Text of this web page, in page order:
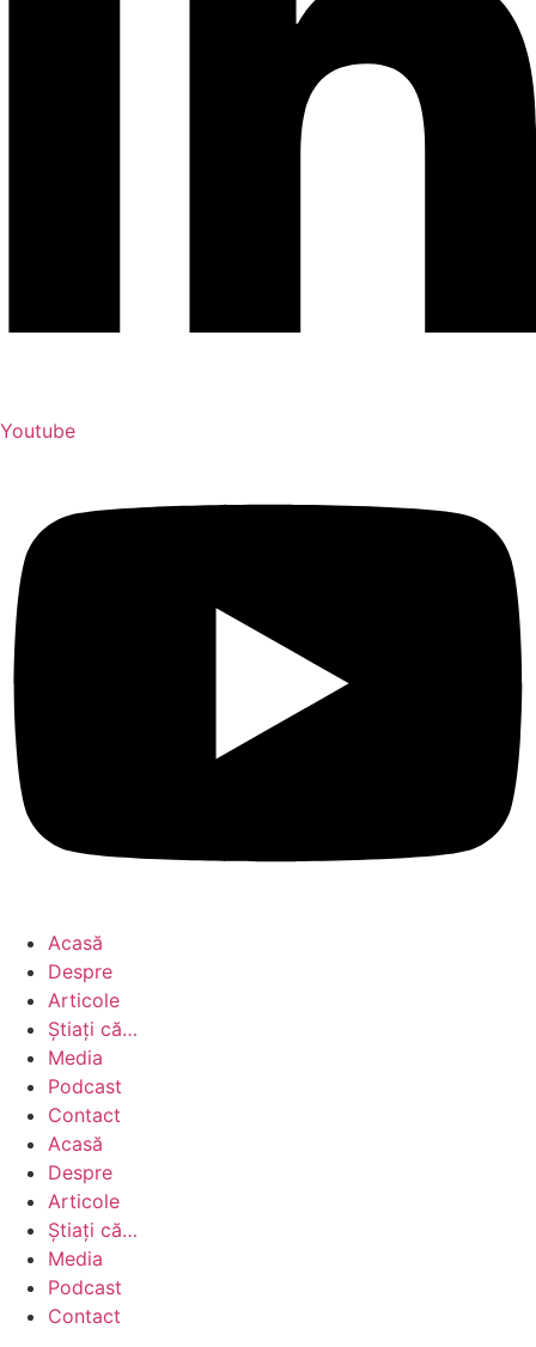
Youtube
Acasă
Despre
Articole
Știați că…
Media
Podcast
Contact
Acasă
Despre
Articole
Știați că…
Media
Podcast
Contact